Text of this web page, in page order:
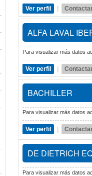
Ver perfil
ALFA LAVAL
Para visualizar más datos
Ver perfil
BACHILLER
Para visualizar más datos
Ver perfil
DE DIETRICH
Para visualizar más datos